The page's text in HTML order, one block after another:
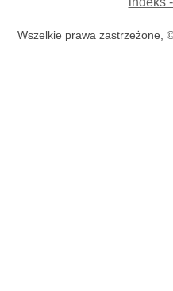
Wszelkie prawa zastrzeżone,